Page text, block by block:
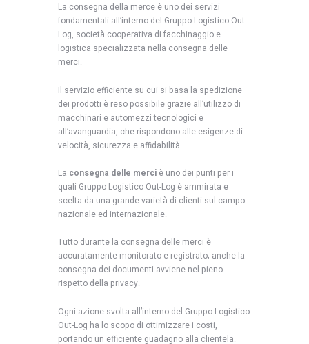
La consegna della merce è uno dei servizi
fondamentali all’interno del Gruppo Logistico Out-
Log, società cooperativa di facchinaggio e
logistica specializzata nella consegna delle
merci.
Il servizio efficiente su cui si basa la spedizione
dei prodotti è reso possibile grazie all’utilizzo di
macchinari e automezzi tecnologici e
all’avanguardia, che rispondono alle esigenze di
velocità, sicurezza e affidabilità.
La consegna delle merci è uno dei punti per i
quali Gruppo Logistico Out-Log è ammirata e
scelta da una grande varietà di clienti sul campo
nazionale ed internazionale.
Tutto durante la consegna delle merci è
accuratamente monitorato e registrato; anche la
consegna dei documenti avviene nel pieno
rispetto della privacy.
Ogni azione svolta all’interno del Gruppo Logistico
Out-Log ha lo scopo di ottimizzare i costi,
portando un efficiente guadagno alla clientela.